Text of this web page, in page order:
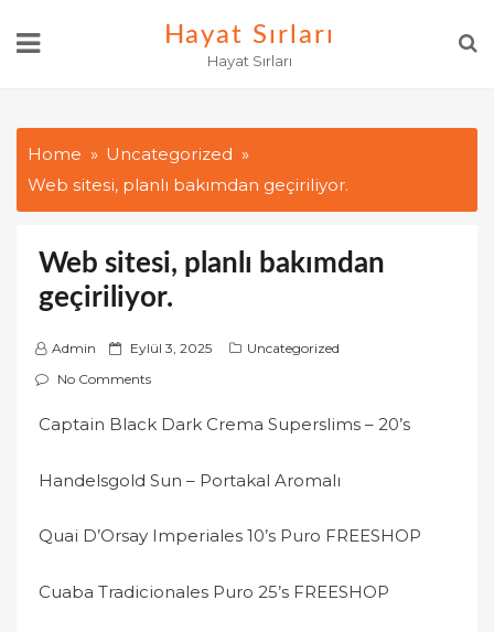
Hayat Sırları
Hayat Sırları
Home
Uncategorized
Web sitesi, planlı bakımdan geçiriliyor.
Web sitesi, planlı bakımdan
geçiriliyor.
Admin
P
o
t
d
n
Eylül 3, 2025
Uncategorized
No Comments
Captain Black Dark Crema Superslims – 20’s
Handelsgold Sun – Portakal Aromalı
Quai D’Orsay Imperiales 10’s Puro FREESHOP
Cuaba Tradicionales Puro 25’s FREESHOP